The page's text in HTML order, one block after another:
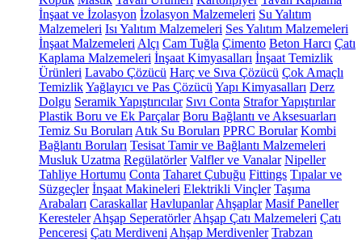
İnşaat ve İzolasyon İzolasyon Malzemeleri Su Yalıtım
Malzemeleri Isı Yalıtım Malzemeleri Ses Yalıtım Malzemeleri
İnşaat Malzemeleri Alçı Cam Tuğla Çimento Beton Harcı Çatı
Kaplama Malzemeleri İnşaat Kimyasalları İnşaat Temizlik
Ürünleri Lavabo Çözücü Harç ve Sıva Çözücü Çok Amaçlı
TemizlikYağlayıcı ve Pas Çözücü Yapı Kimyasalları Derz
Dolgu Seramik Yapıştırıcılar Sıvı Conta Strafor Yapıştırılar
Plastik Boru ve Ek Parçalar Boru Bağlantı ve Aksesuarları
Temiz Su Boruları Atık Su Boruları PPRC Borular Kombi
Bağlantı Boruları Tesisat Tamir ve Bağlantı Malzemeleri
Musluk Uzatma Regülatörler Valfler ve Vanalar Nipeller
Tahliye Hortumu Conta Taharet Çubuğu Fittings Tıpalar ve
Süzgeçler İnşaat Makineleri Elektrikli Vinçler Taşıma
Arabaları Caraskallar Havlupanlar Ahşaplar Masif Paneller
Keresteler Ahşap Seperatörler Ahşap Çatı Malzemeleri Çatı
Penceresi Çatı Merdiveni Ahşap Merdivenler Trabzan